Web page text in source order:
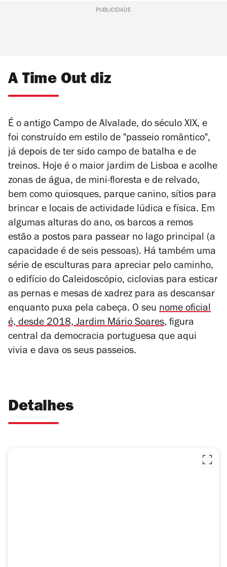
PUBLICIDADE
A Time Out diz
É o antigo Campo de Alvalade, do século XIX, e
foi construído em estilo de "passeio romântico",
já depois de ter sido campo de batalha e de
treinos. Hoje é o maior jardim de Lisboa e acolhe
zonas de água, de mini-floresta e de relvado,
bem como quiosques, parque canino, sítios para
brincar e locais de actividade lúdica e física. Em
algumas alturas do ano, os barcos a remos
estão a postos para passear no lago principal (a
capacidade é de seis pessoas). Há também uma
série de esculturas para apreciar pelo caminho,
o edifício do Caleidoscópio, ciclovias para esticar
as pernas e mesas de xadrez para as descansar
enquanto puxa pela cabeça. O seu nome oficial
é, desde 2018, Jardim Mário Soares, figura
central da democracia portuguesa que aqui
vivia e dava os seus passeios.
Detalhes